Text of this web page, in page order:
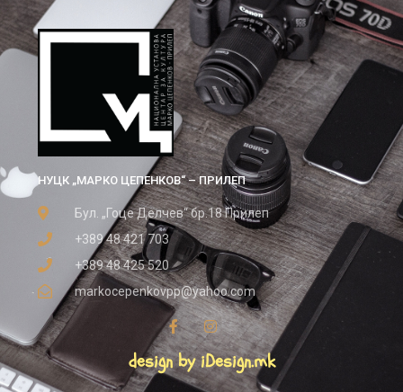
НУЦК „МАРКО ЦЕПЕНКОВ“ – ПРИЛЕП
Бул. „Гоце Делчев“ бр.18 Прилеп
+389 48 421 703
+389 48 425 520
markocepenkovpp@yahoo.com
design by iDesign.mk